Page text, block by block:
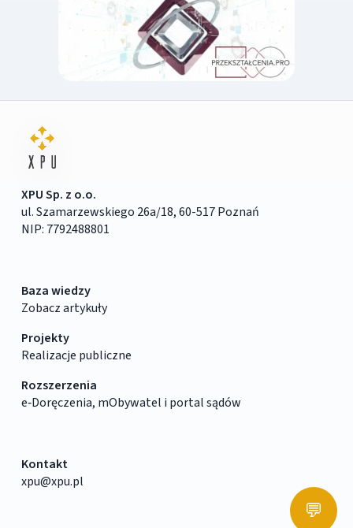
XPU Sp. z o.o.
ul. Szamarzewskiego 26a/18, 60-517 Poznań
NIP: 7792488801
Baza wiedzy
Zobacz artykuły
Projekty
Realizacje publiczne
Rozszerzenia
e‑Doręczenia, mObywatel i portal sądów
Kontakt
xpu@xpu.pl
💬